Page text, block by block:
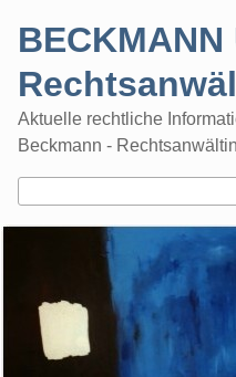
BECKMANN
Aktuelle rechtliche
Beckmann -